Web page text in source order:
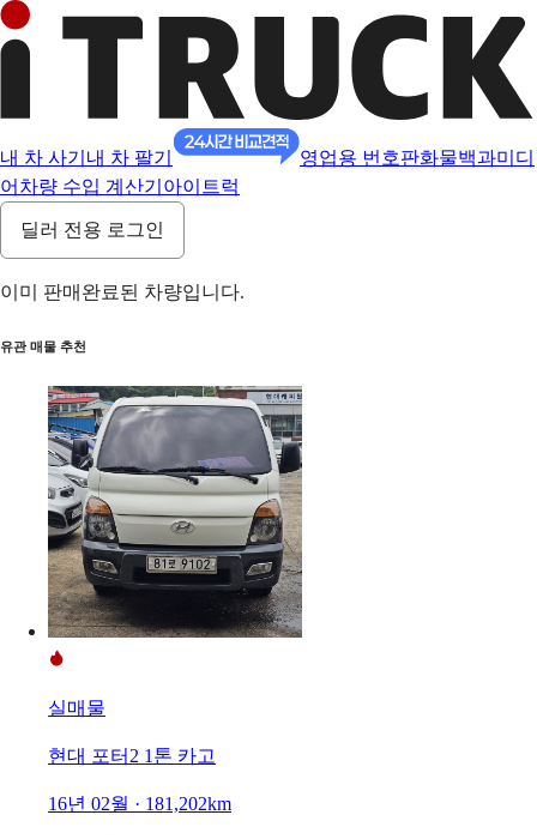
내 차 사기 내 차 팔기 영업용 번호판화물백과미디
어 차량 수입 계산기 아이트럭
딜러 전용 로그인
이미 판매완료된 차량입니다.
유관 매물 추천
실매물
현대 포터2 1톤 카고
16년 02월 · 181,202km